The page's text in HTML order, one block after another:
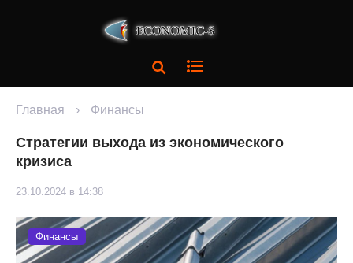
Главная › Финансы
Стратегии выхода из экономического
кризиса
23.10.2024 в 14:38
Финансы